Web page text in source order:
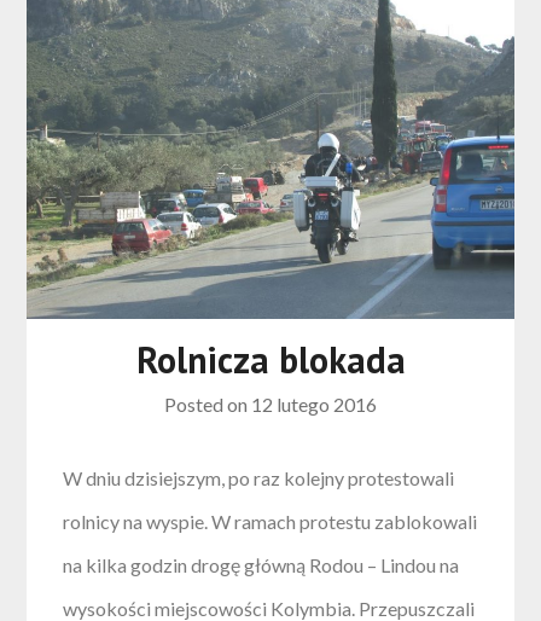
Rolnicza blokada
Posted on 12 lutego 2016
W dniu dzisiejszym, po raz kolejny protestowali
rolnicy na wyspie. W ramach protestu zablokowali
na kilka godzin drogę główną Rodou – Lindou na
wysokości miejscowości Kolymbia. Przepuszczali